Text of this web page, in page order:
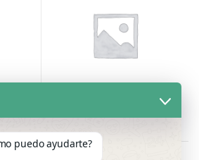
all 12 results
puedo ayudarte?